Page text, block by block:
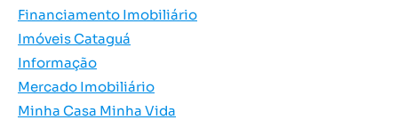
Financiamento Imobiliário
Imóveis Cataguá
Informação
Mercado Imobiliário
Minha Casa Minha Vida